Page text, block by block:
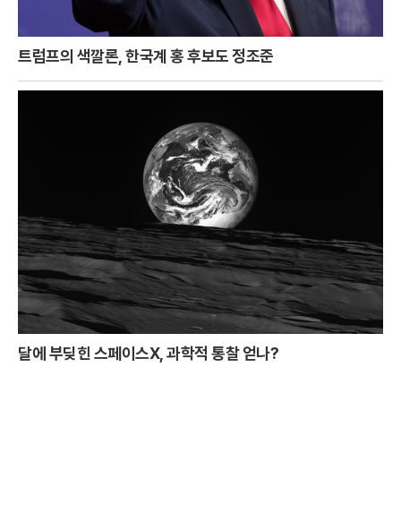
트럼프의 색깔론, 한국계 홍 후보도 정조준
달에 부딪힌 스페이스X, 과학적 통찰 얻나?